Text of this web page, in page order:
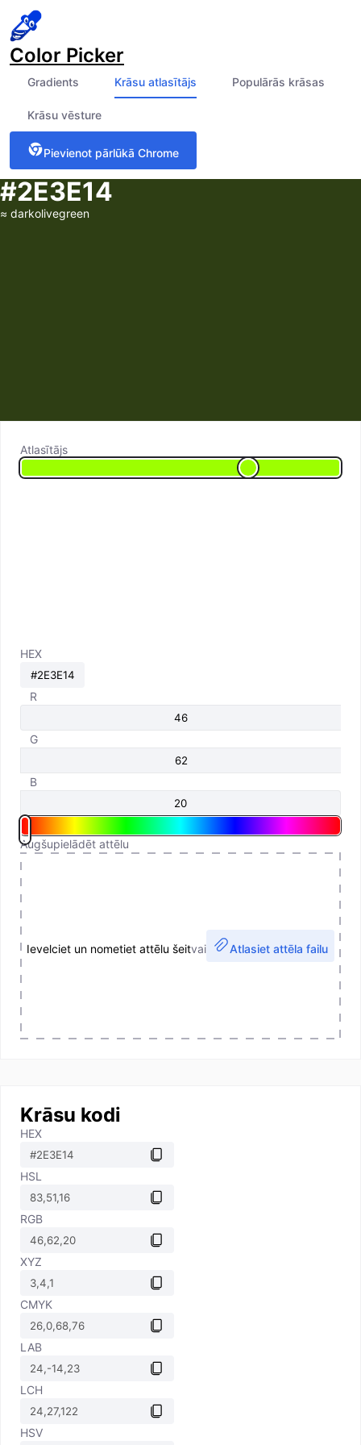
Color Picker
Gradients Krāsu atlasītājs Populārās krāsas
Krāsu vēsture
Pievienot pārlūkā Chrome
#2E3E14
≈ darkolivegreen
Atlasītājs
HEX
R
G
B
Augšupielādēt attēlu
Ievelciet un nometiet attēlu šeitvai Atlasiet attēla failu
Krāsu kodi
HEX
HSL
RGB
XYZ
CMYK
LAB
LCH
HSV